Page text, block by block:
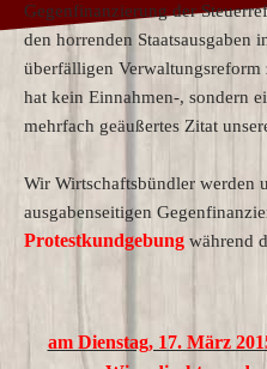
Gegenfinanzierung der
den horrenden Staatsausgaben
überfälligen Verwaltungsreform
hat kein Einnahmen-, sondern
mehrfach geäußertes Zitat
Wir Wirtschaftsbündler werden
ausgabenseitigen
Protestkundgebung während
am Dienstag, 17. März